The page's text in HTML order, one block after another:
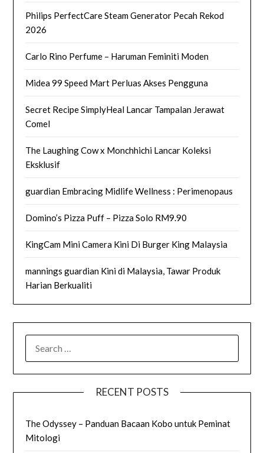
Philips PerfectCare Steam Generator Pecah Rekod
2026
Carlo Rino Perfume – Haruman Feminiti Moden
Midea 99 Speed Mart Perluas Akses Pengguna
Secret Recipe SimplyHeal Lancar Tampalan Jerawat
Comel
The Laughing Cow x Monchhichi Lancar Koleksi
Eksklusif
guardian Embracing Midlife Wellness : Perimenopaus
Domino’s Pizza Puff – Pizza Solo RM9.90
KingCam Mini Camera Kini Di Burger King Malaysia
mannings guardian Kini di Malaysia, Tawar Produk
Harian Berkualiti
FOR:
RECENT POSTS
The Odyssey – Panduan Bacaan Kobo untuk Peminat
Mitologi